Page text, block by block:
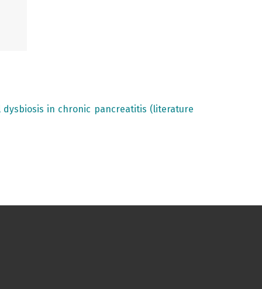
in chronic pancreatitis (literature